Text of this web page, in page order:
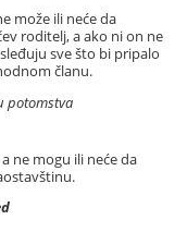
može ili neće da
roditelj, a ako ni on ne
sve što bi pripalo
članu.
potomstva
ne mogu ili neće da